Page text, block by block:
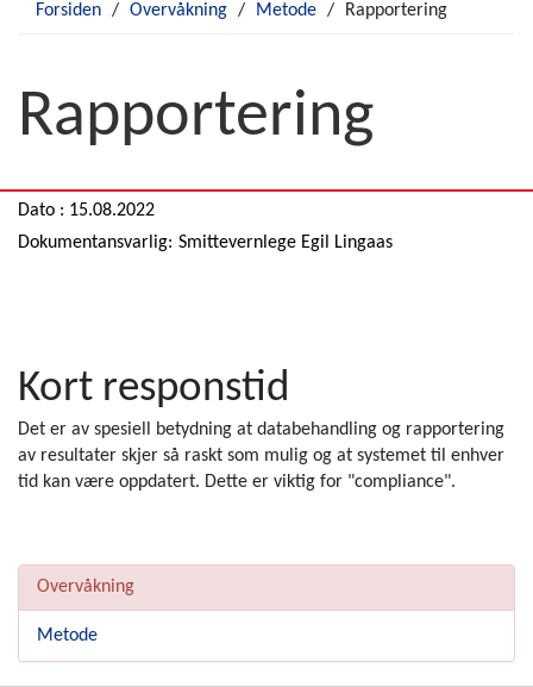
Forsiden Overvåkning Metode Rapportering
Rapportering
Dato : 15.08.2022
Dokumentansvarlig: Smittevernlege Egil Lingaas
Kort responstid
Det er av spesiell betydning at databehandling og rapportering
av resultater skjer så raskt som mulig og at systemet til enhver
tid kan være oppdatert. Dette er viktig for "compliance".
Overvåkning
Metode